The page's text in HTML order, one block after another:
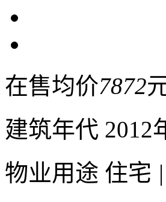
在售均价7872
建筑年代 2012
物业用途 住宅 |